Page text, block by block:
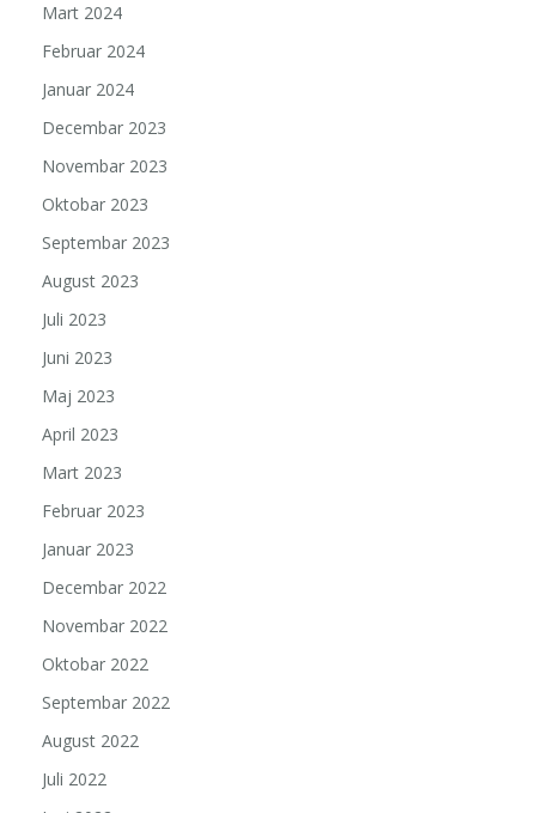
Mart 2024
Februar 2024
Januar 2024
Decembar 2023
Novembar 2023
Oktobar 2023
Septembar 2023
August 2023
Juli 2023
Juni 2023
Maj 2023
April 2023
Mart 2023
Februar 2023
Januar 2023
Decembar 2022
Novembar 2022
Oktobar 2022
Septembar 2022
August 2022
Juli 2022